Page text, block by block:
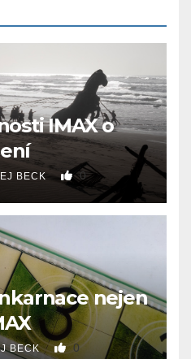
IMAX o
BECK 0
nejen
BECK 0